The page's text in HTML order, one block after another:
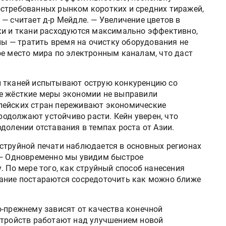
рынком коротких и средних тиражей,
считает д-р Мейдле. — Увеличение цветов в
и ткани расходуются максимально эффективно,
тратить время на очистку оборудования не
место мира по электронным каналам, что даст
испытывают острую конкуренцию со
жёсткие меры экономии не выправили
стран переживают экономические
устойчиво расти. Кейн уверен, что
отставания в темпах роста от Азии.
печати наблюдается в основных регионах
Одновременно мы увидим быстрое
По мере того, как струйный способ нанесения
постараются сосредоточить как можно ближе
зависят от качества конечной
работают над улучшением новой